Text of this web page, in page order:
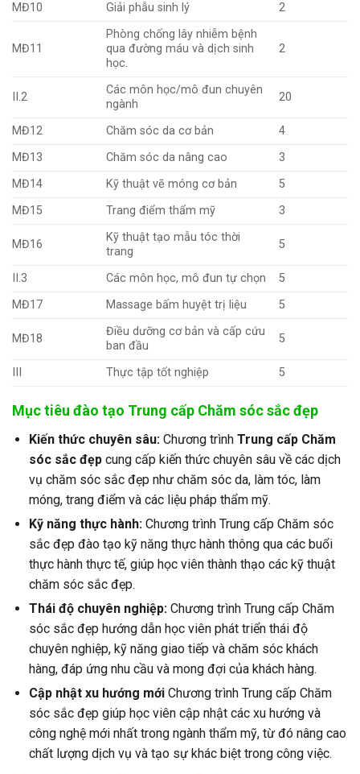
MĐ10 Giải phẫu sinh lý 2
MĐ11
Phòng chống lây nhiễm bệnh
qua đường máu và dịch sinh
học.
2
II.2
Các môn học/mô đun chuyên
ngành
20
MĐ12 Chăm sóc da cơ bản
4
MĐ13
Chăm sóc da nâng cao
3
MĐ14
Kỹ thuật vẽ móng cơ bản
5
MĐ15
Trang điểm thẩm mỹ 3
MĐ16
Kỹ thuật tạo mẫu tóc thời
trang
5
II.3 Các môn học, mô đun tự chọn
5
MĐ17
Massage bấm huyệt trị liệu 5
MĐ18
Điều dưỡng cơ bản và cấp cứu
ban đầu
5
III Thực tập tốt nghiệp 5
Mục tiêu đào tạo Trung cấp Chăm sóc sắc đẹp
Kiến thức chuyên sâu:Chương trình Trung cấp Chăm
sóc sắc đẹpcung cấp kiến thức chuyên sâu về các dịch
vụ chăm sóc sắc đẹp như chăm sóc da, làm tóc, làm
móng, trang điểm và các liệu pháp thẩm mỹ.
Kỹ năng thực hành:Chương trình Trung cấp Chăm sóc
sắc đẹp đào tạo kỹ năng thực hành thông qua các buổi
thực hành thực tế, giúp học viên thành thạo các kỹ thuật
chăm sóc sắc đẹp.
Thái độ chuyên nghiệp:Chương trình Trung cấp Chăm
sóc sắc đẹp hướng dẫn học viên phát triển thái độ
chuyên nghiệp, kỹ năng giao tiếp và chăm sóc khách
hàng, đáp ứng nhu cầu và mong đợi của khách hàng.
Cập nhật xu hướng mớiChương trình Trung cấp Chăm
sóc sắc đẹp giúp học viên cập nhật các xu hướng và
công nghệ mới nhất trong ngành thẩm mỹ, từ đó nâng cao
chất lượng dịch vụ và tạo sự khác biệt trong công việc.